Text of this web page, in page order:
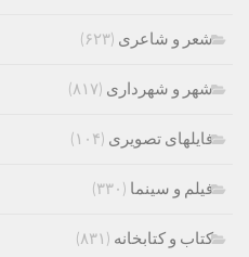
شعر و شاعری (۶۲۳)
شهر و شهرداری (۸۱۷)
فایلهای تصویری (۱۰۴)
فیلم و سینما (۳۳۰)
کتاب و کتابخانه (۸۳۱)